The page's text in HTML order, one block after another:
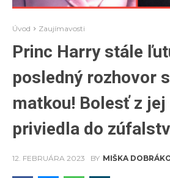
Úvod Zaujímavosti
Princ Harry stále
posledný rozhovor
matkou! Bolesť z
priviedla do
12. FEBRUÁRA 2023 BY MIŠKA